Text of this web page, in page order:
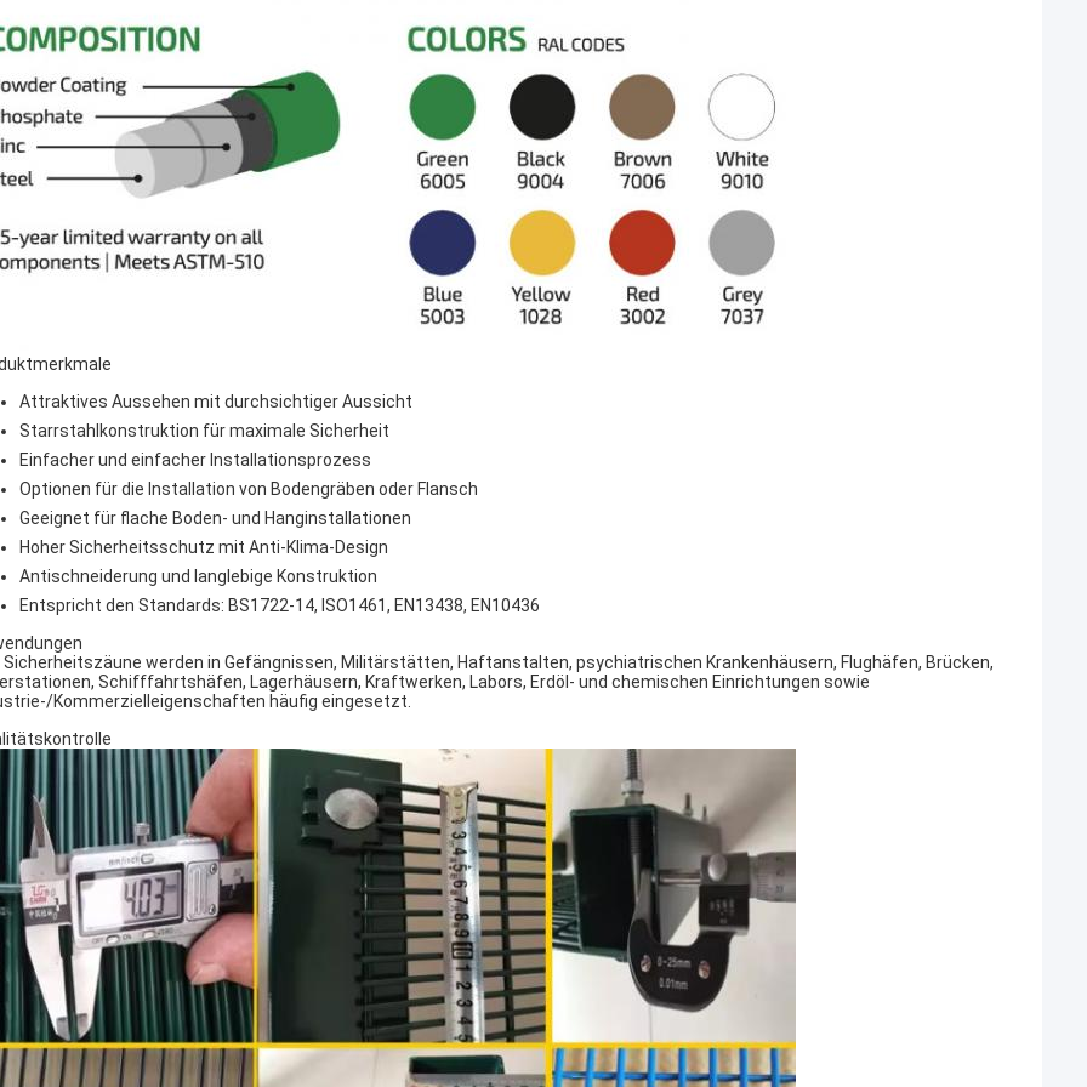
Attraktives Aussehen mit durchsichtiger Aussicht
Starrstahlkonstruktion für maximale Sicherheit
Einfacher und einfacher Installationsprozess
Optionen für die Installation von Bodengräben oder Flansch
Geeignet für flache Boden- und Hanginstallationen
Hoher Sicherheitsschutz mit Anti-Klima-Design
Antischneiderung und langlebige Konstruktion
Entspricht den Standards: BS1722-14, ISO1461, EN13438, EN10436
Sicherheitszäune werden in Gefängnissen, Militärstätten, Haftanstalten, psychiatrischen Krankenhäusern, Flughäfen, Brücken,
Schifffahrtshäfen, Lagerhäusern, Kraftwerken, Labors, Erdöl- und chemischen Einrichtungen sowie
Kommerzielleigenschaften häufig eingesetzt.